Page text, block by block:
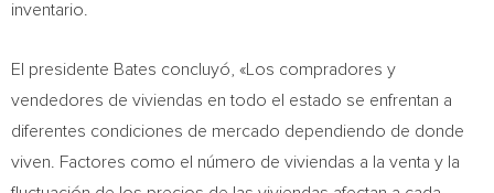
inventario.
El presidente Bates concluyó, «Los compradores y
vendedores de viviendas en todo el estado se enfrentan a
diferentes condiciones de mercado dependiendo de donde
viven. Factores como el número de viviendas a la venta y la